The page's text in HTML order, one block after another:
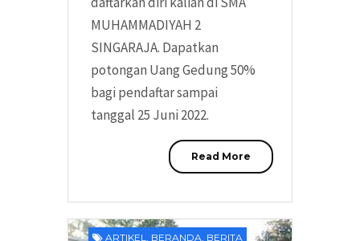
MUHAMMADIYAH 2
SINGARAJA. Dapatkan
potongan Uang Gedung 50%
bagi pendaftar sampai
tanggal 25 Juni 2022.
Read More
ARTIKEL, BERANDA, BERITA